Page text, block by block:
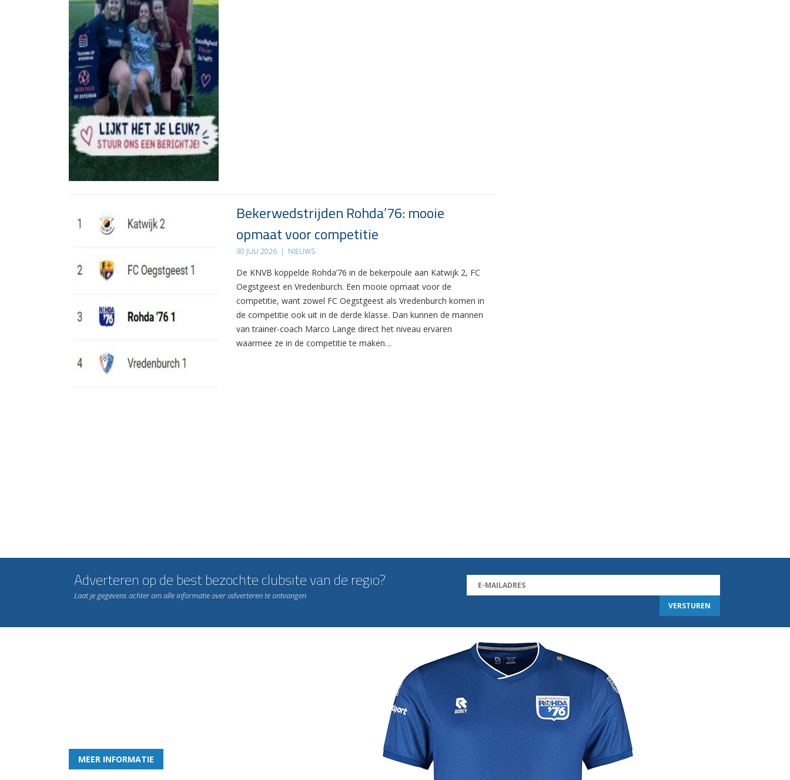
Bekerwedstrijden Rohda’76: mooie
opmaat voor competitie
30 JULI 2026 | NIEUWS
De KNVB koppelde Rohda’76 in de bekerpoule aan Katwijk 2, FC
Oegstgeest en Vredenburch. Een mooie opmaat voor de
competitie, want zowel FC Oegstgeest als Vredenburch komen in
de competitie ook uit in de derde klasse. Dan kunnen de mannen
van trainer-coach Marco Lange direct het niveau ervaren
waarmee ze in de competitie te maken…
Adverteren op de best bezochte clubsite van de regio?
Laat je gegevens achter om alle informatie over adverteren te ontvangen
MEER INFORMATIE